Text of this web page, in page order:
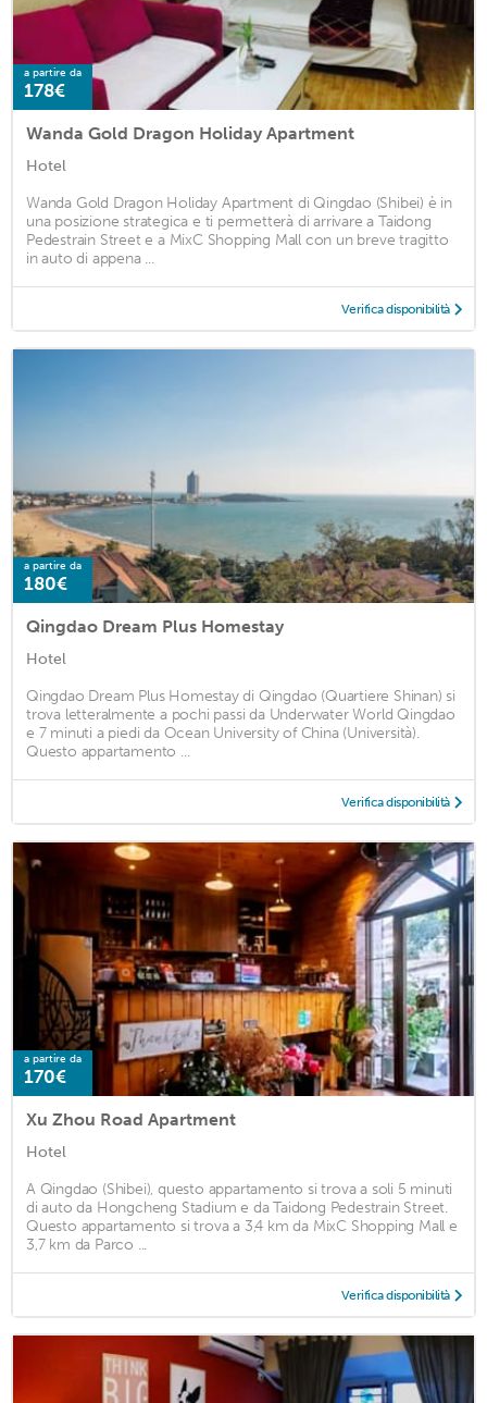
a partire da
178€
Wanda Gold Dragon Holiday Apartment
Hotel
Wanda Gold Dragon Holiday Apartment di Qingdao (Shibei) è in
una posizione strategica e ti permetterà di arrivare a Taidong
Pedestrain Street e a MixC Shopping Mall con un breve tragitto
in auto di appena ...
Verifica disponibilità
a partire da
180€
Qingdao Dream Plus Homestay
Hotel
Qingdao Dream Plus Homestay di Qingdao (Quartiere Shinan) si
trova letteralmente a pochi passi da Underwater World Qingdao
e 7 minuti a piedi da Ocean University of China (Università).
Questo appartamento ...
Verifica disponibilità
a partire da
170€
Xu Zhou Road Apartment
Hotel
A Qingdao (Shibei), questo appartamento si trova a soli 5 minuti
di auto da Hongcheng Stadium e da Taidong Pedestrain Street.
Questo appartamento si trova a 3,4 km da MixC Shopping Mall e
3,7 km da Parco ...
Verifica disponibilità